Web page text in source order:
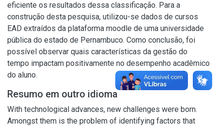
eficiente os resultados dessa classificação. Para a
construção desta pesquisa, utilizou-se dados de cursos
EAD extraídos da plataforma moodle de uma universidade
pública do estado de Pernambuco. Como conclusão, foi
possível observar quais características da gestão do
tempo impactam positivamente no desempenho acadêmico
do aluno.
Resumo em outro idioma
With technological advances, new challenges were born.
Amongst them is the problem of identifying factors that